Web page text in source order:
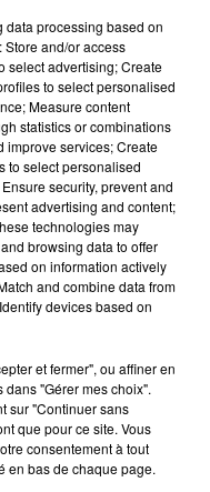
l’activité physique. Elle
Uniquement à ces
alors envoyé à
n’a pas officialisé ce
le décor de l’émission
de « Beautiful Day »
data processing based on
and/or access
select advertising; Create
to select personalised
Measure content
statistics or combinations
improve services; Create
to select personalised
security, prevent and
advertising and content;
technologies may
browsing data to offer
on information actively
and combine data from
devices based on
et fermer", ou affiner en
"Gérer mes choix".
sur "Continuer sans
que pour ce site. Vous
consentement à tout
en bas de chaque page.